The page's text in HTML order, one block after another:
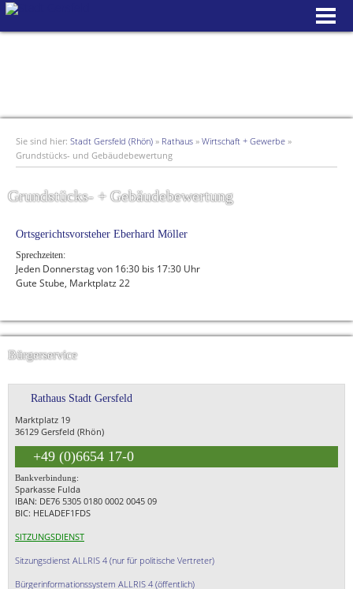
Sie sind hier: Stadt Gersfeld (Rhön) » Rathaus » Wirtschaft + Gewerbe »
Grundstücks- und Gebäudebewertung
Grundstücks- + Gebäudebewertung
Ortsgerichtsvorsteher Eberhard Möller
Sprechzeiten:
Jeden Donnerstag von 16:30 bis 17:30 Uhr
Gute Stube, Marktplatz 22
Bürgerservice
Rathaus Stadt Gersfeld
Marktplatz 19
36129 Gersfeld (Rhön)
+49 (0)6654 17-0
Bankverbindung:
Sparkasse Fulda
IBAN: DE76 5305 0180 0002 0045 09
BIC: HELADEF1FDS
SITZUNGSDIENST
Sitzungsdienst ALLRIS 4 (nur für politische Vertreter)
Bürgerinformationssystem ALLRIS 4 (öffentlich)